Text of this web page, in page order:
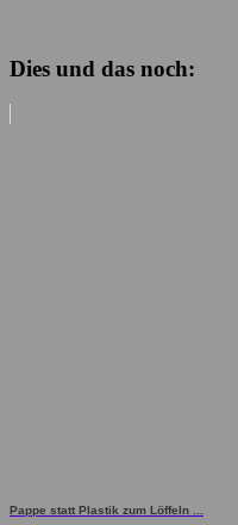
Dies und das noch:
Pappe statt Plastik zum Löffeln ...